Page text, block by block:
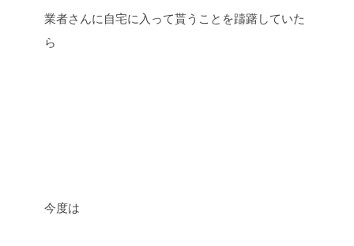
業者さんに自宅に入って貰うことを躊躇していた
ら
今度は